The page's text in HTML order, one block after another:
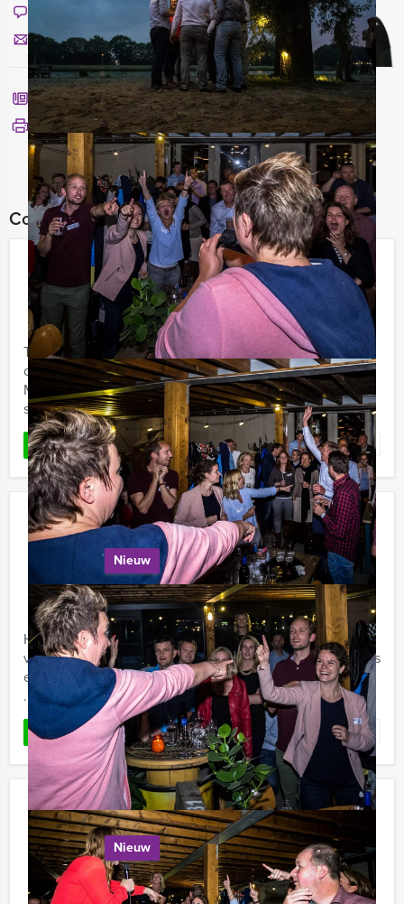
Stuur ons een mailtje
Bel mij terug
Bekijk printbare versie
Combineer dit uitje met:
La Casa de Papel VR Game in
Maastricht
Vanaf€ 37,50 p.p. excl. BTW
Vanaf 12 personen ‐ 2 uur
Teambuilding en een unieke ervaring komen samen bij
de VR-games van Maastricht Excursies. In hartje
Maastricht wordt uw gezelschap ontvangen op een
sfeervolle locatie. ...
LEES MEER Favoriet
De Kolonisten van Maastricht –
Tablet City Game
Nieuw
Vanaf€ 27,50 p.p. excl. BTW
Vanaf 12 personen ‐ 2 uur en 30 minuten
Het populairste bordspel van dit moment 'De kolonisten
van Catan' maakt Maastricht Excursies levensecht! Ga als
een echte kolonist in Maastricht op stap en speel deze
...
LEES MEER Favoriet
Escape City Tablet Game in
Maastricht
Nieuw
Vanaf€ 27,50 p.p. excl. BTW
Vanaf 12 personen ‐ 2 uur en 30 minuten